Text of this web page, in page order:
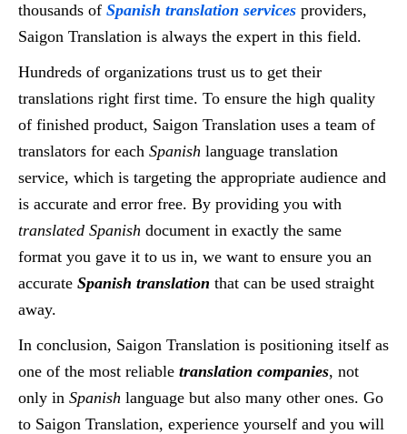
thousands of Spanish translation services providers,
Saigon Translation is always the expert in this field.
Hundreds of organizations trust us to get their
translations right first time. To ensure the high quality
of finished product, Saigon Translation uses a team of
translators for each Spanish language translation
service, which is targeting the appropriate audience and
is accurate and error free. By providing you with
translated Spanish document in exactly the same
format you gave it to us in, we want to ensure you an
accurate Spanish translation that can be used straight
away.
In conclusion, Saigon Translation is positioning itself as
one of the most reliable translation companies, not
only in Spanish language but also many other ones. Go
to Saigon Translation, experience yourself and you will